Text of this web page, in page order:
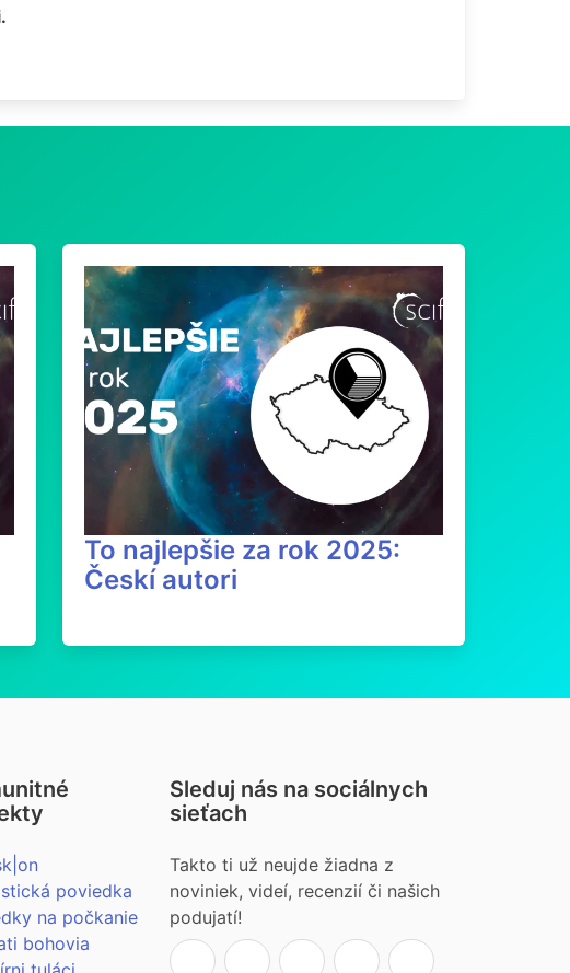
To najlepšie za rok 2025:
Českí autori
poviedka
na počkanie
bohovia
Sleduj nás na sociálnych
sieťach
Takto ti už neujde žiadna z
noviniek, videí, recenzií či našich
podujatí!